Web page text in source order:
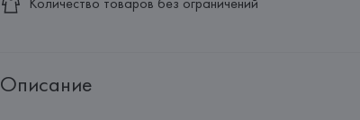
Описание